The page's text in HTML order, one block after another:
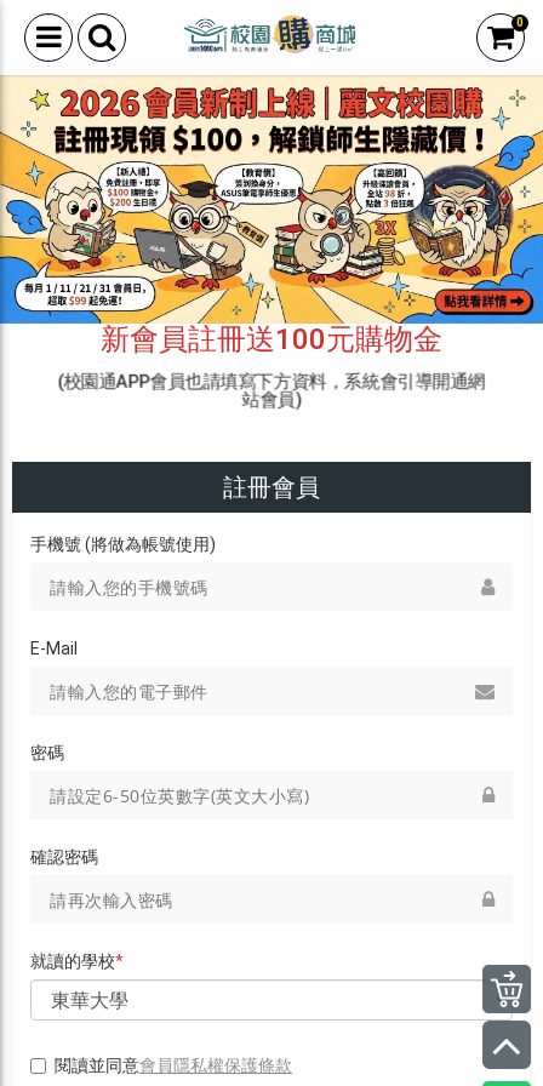
0
新會員註冊送100元購物金
(校園通APP會員也請填寫下方資料，系統會引導開通網
站會員)
註冊會員
手機號 (將做為帳號使用)
E-Mail
密碼
確認密碼
就讀的學校*
閱讀並同意會員隱私權保護條款